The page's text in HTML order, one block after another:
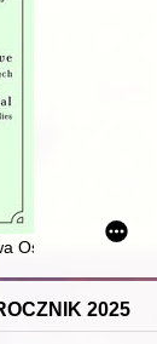
Ośrodka Badań
2025